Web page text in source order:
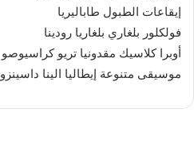
إيقاعات الطبول طاباليريا
فولكلور بلغاري بلغاريا رودينا
أوبرا كلاسيك مقدونيا تريو كراسيوصو
موسيقى متنوعة إيطاليا الينا داسينزو